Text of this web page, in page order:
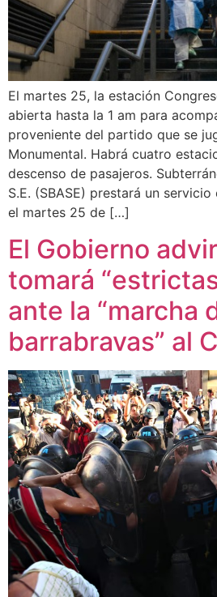
El martes 25, la estación
abierta hasta la 1 am para
proveniente del partido que se
Monumental. Habrá cuatro
descenso de pasajeros.
S.E. (SBASE) prestará un
el martes 25 de […]
El Gobierno
tomará
ante la “marcha
barrabravas” al